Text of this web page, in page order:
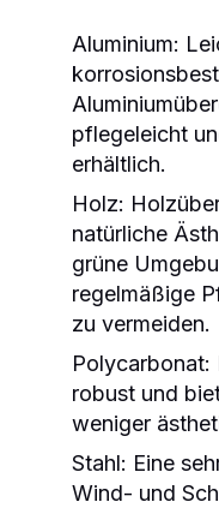
Aluminium:
pflegeleicht
erhältlich.
Holz:
natürliche
grüne
regelmäßige
zu vermeiden.
Polycarbonat:
robust und
weniger
Stahl: Eine
Wind- und